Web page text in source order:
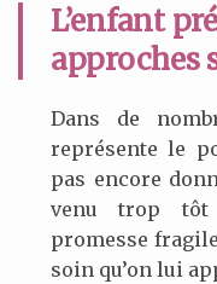
L’enfant
approches
Dans de
représente le
pas encore
venu trop tôt
promesse
soin qu’on lui